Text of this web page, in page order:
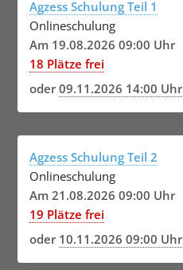
Agzess Schulung Teil 1
Onlineschulung
Am 19.08.2026 09:00 Uhr
18 Plätze frei
oder09.11.2026 14:00 Uhr
Agzess Schulung Teil 2
Onlineschulung
Am 21.08.2026 09:00 Uhr
19 Plätze frei
oder 10.11.2026 09:00 Uhr